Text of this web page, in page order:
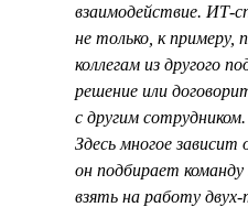
взаимодействие. ИТ-
не только, к примеру,
коллегам из другого
решение или
с другим сотрудником.
Здесь многое
он подбирает
взять на работу